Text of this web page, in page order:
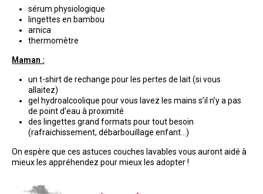
sérum physiologique
lingettes en bambou
arnica
thermomètre
Maman :
un t-shirt de rechange pour les pertes de lait (si vous
allaitez)
gel hydroalcoolique pour vous lavez les mains s’il n’y a pas
de point d’eau à proximité
des lingettes grand formats pour tout besoin
(rafraichissement, débarbouillage enfant…)
On espère que ces astuces couches lavables vous auront aidé à
mieux les appréhendez pour mieux les adopter !